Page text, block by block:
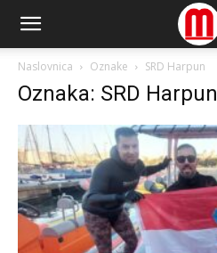
Naslovnica Oznake SRD Harpun
Oznaka: SRD Harpun